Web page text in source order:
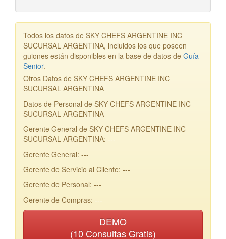
Todos los datos de SKY CHEFS ARGENTINE INC
SUCURSAL ARGENTINA, incluidos los que poseen
guiones están disponibles en la base de datos de Guía
Senior.
Otros Datos de SKY CHEFS ARGENTINE INC
SUCURSAL ARGENTINA
Datos de Personal de SKY CHEFS ARGENTINE INC
SUCURSAL ARGENTINA
Gerente General de SKY CHEFS ARGENTINE INC
SUCURSAL ARGENTINA: ---
Gerente General: ---
Gerente de Servicio al Cliente: ---
Gerente de Personal: ---
Gerente de Compras: ---
DEMO
(10 Consultas Gratis)